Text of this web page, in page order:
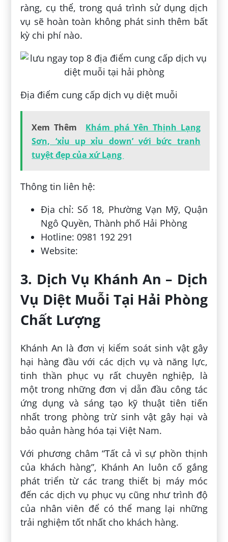
ràng, cụ thể, trong quá trình sử dụng dịch
vụ sẽ hoàn toàn không phát sinh thêm bất
kỳ chi phí nào.
Địa điểm cung cấp dịch vụ diệt muỗi
Xem Thêm
Khám phá Yên Thịnh Lạng
Sơn, ‘xỉu up xỉu down’ với bức tranh
tuyệt đẹp của xứ Lạng
Thông tin liên hệ:
Địa chỉ: Số 18, Phường Vạn Mỹ, Quận
Ngô Quyền, Thành phố Hải Phòng
Hotline: 0981 192 291
Website:
3. Dịch Vụ Khánh An – Dịch
Vụ Diệt Muỗi Tại Hải Phòng
Chất Lượng
Khánh An là đơn vị kiểm soát sinh vật gây
hại hàng đầu với các dịch vụ và năng lực,
tinh thần phục vụ rất chuyên nghiệp, là
một trong những đơn vị dẫn đầu công tác
ứng dụng và sáng tạo kỹ thuật tiên tiến
nhất trong phòng trừ sinh vật gây hại và
bảo quản hàng hóa tại Việt Nam.
Với phương châm “Tất cả vì sự phồn thịnh
của khách hàng”, Khánh An luôn cố gắng
phát triển từ các trang thiết bị máy móc
đến các dịch vụ phục vụ cũng như trình độ
của nhân viên để có thể mang lại những
trải nghiệm tốt nhất cho khách hàng.